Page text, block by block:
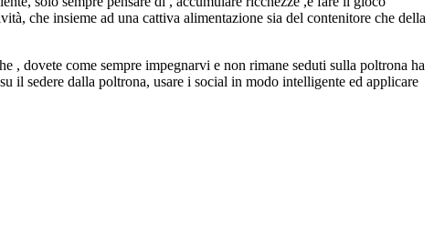
che insieme ad una cattiva alimentazione sia del contenitore che della
dovete come sempre impegnarvi e non rimane seduti sulla poltrona ha
il sedere dalla poltrona, usare i social in modo intelligente ed applicare